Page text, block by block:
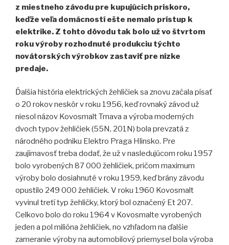
z miestneho závodu pre kupujúcich priskoro,
keďže veľa domácností ešte nemalo prístup k
elektrike. Z tohto dôvodu tak bolo už vo štvrtom
roku výroby rozhodnuté produkciu týchto
novátorských výrobkov zastaviť pre nízke
predaje.
Ďalšia história elektrických žehličiek sa znovu začala písať
o 20 rokov neskôr v roku 1956, keď rovnaký závod už
niesol názov Kovosmalt Trnava a výroba moderných
dvoch typov žehličiek (55N, 201N) bola prevzatá z
národného podniku Elektro Praga Hlinsko. Pre
zaujímavosť treba dodať, že už v nasledujúcom roku 1957
bolo vyrobených 87 000 žehličiek, pričom maximum
výroby bolo dosiahnuté v roku 1959, keď brány závodu
opustilo 249 000 žehličiek. V roku 1960 Kovosmalt
vyvinul tretí typ žehličky, ktorý bol označený Et 207.
Celkovo bolo do roku 1964 v Kovosmalte vyrobených
jeden a pol milióna žehličiek, no vzhľadom na ďalšie
zameranie výroby na automobilový priemysel bola výroba